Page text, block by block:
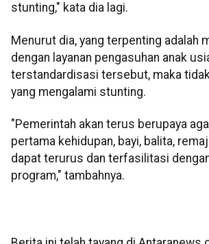
stunting," kata dia lagi.
Menurut dia, yang terpenting adalah
dengan layanan pengasuhan anak
terstandardisasi tersebut, maka
yang mengalami stunting.
"Pemerintah akan terus berupaya
pertama kehidupan, bayi, balita,
dapat terurus dan terfasilitasi
program," tambahnya.